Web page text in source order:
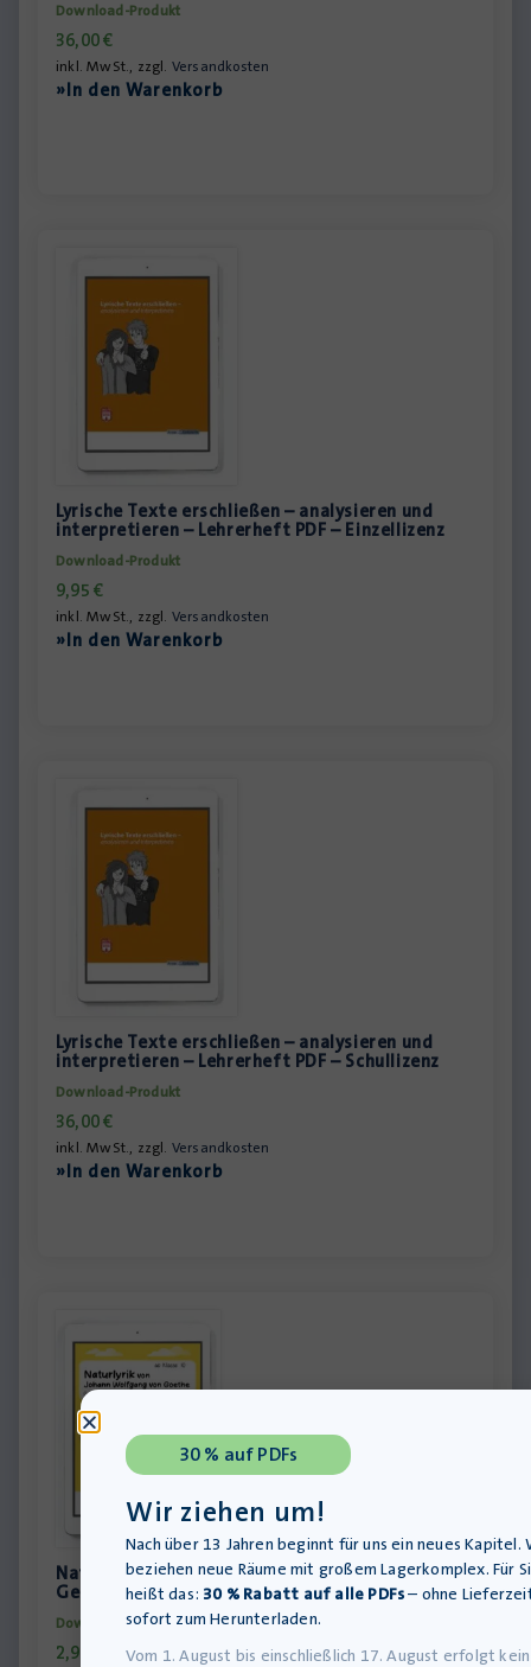
Download-Produkt
36,00€
inkl. MwSt., zzgl. Versandkosten
»In den Warenkorb
Lyrische Texte erschließen – analysieren und
interpretieren – Lehrerheft PDF – Einzellizenz
Download-Produkt
9,95 €
inkl. MwSt., zzgl. Versandkosten
»In den Warenkorb
Lyrische Texte erschließen – analysieren und
interpretieren – Lehrerheft PDF – Schullizenz
Download-Produkt
36,00€
inkl. MwSt., zzgl. Versandkosten
»In den Warenkorb
Naturlyrik von Johann Wolfgang von Goethe –
Gedichte mit Analyse ab Klasse 10
Download-Produkt
2,99
30 % auf PDFs
Wir ziehen um!
Nach über 13 Jahren beginnt für uns ein neues Kapitel.
beziehen neue Räume mit großem Lagerkomplex. Für
heißt das: 30 % Rabatt auf alle PDFs– ohne
sofort zum Herunterladen.
Vom 1. August bis einschließlich 17. August erfolgt kein